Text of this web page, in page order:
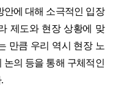
안에 대해 소극적인 입장
제도와 현장 상황에 맞
만큼 우리 역시 현장 노
논의 등을 통해 구체적인
.